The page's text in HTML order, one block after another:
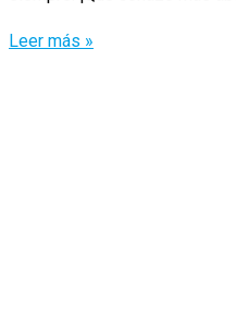
En
Leer más »